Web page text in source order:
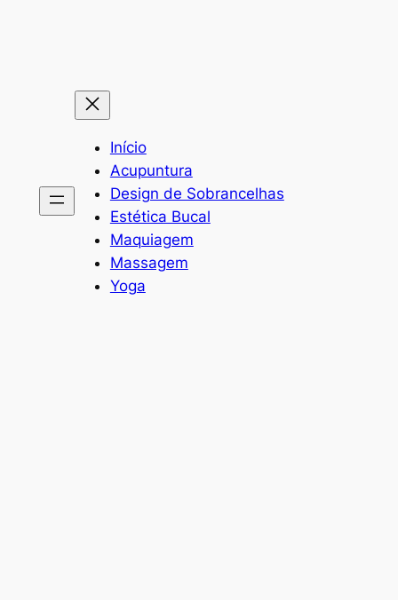
Início
Acupuntura
Design de Sobrancelhas
Estética Bucal
Maquiagem
Massagem
Yoga